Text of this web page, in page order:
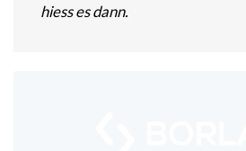
hiess es dann.